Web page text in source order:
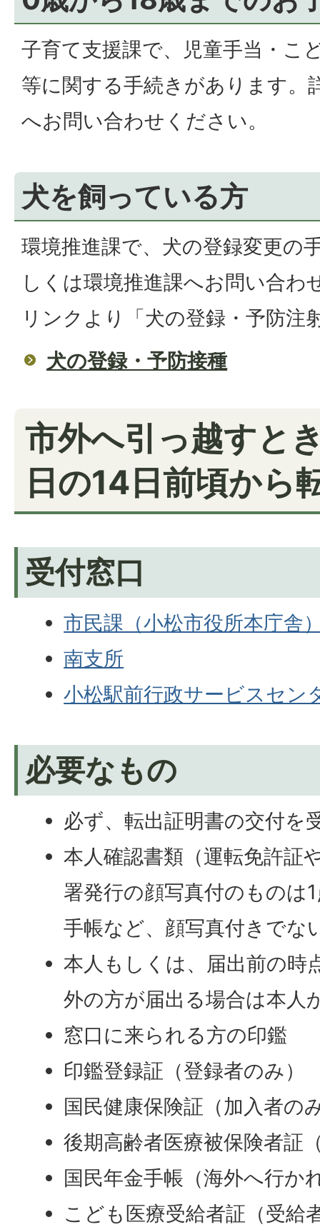
子育て支援課で、児童手当・こ
等に関する手続きがあります。
へお問い合わせください。
犬を飼っている方
環境推進課で、犬の登録変更の
しくは環境推進課へお問い合わ
リンクより「犬の登録・予防注
犬の登録・予防接種
市外へ引っ越すと
日の14日前頃から
受付窓口
市民課（小松市役所本庁舎
南支所
小松駅前行政サービスセ
必要なもの
必ず、転出証明書の交付を
本人確認書類（運転免許証
署発行の顔写真付のものは
手帳など、顔写真付きでな
本人もしくは、届出前の時
外の方が届出る場合は本人
窓口に来られる方の印鑑
印鑑登録証（登録者のみ）
国民健康保険証（加入者の
後期高齢者医療被保険者証
国民年金手帳（海外へ行か
こども医療受給者証（受給